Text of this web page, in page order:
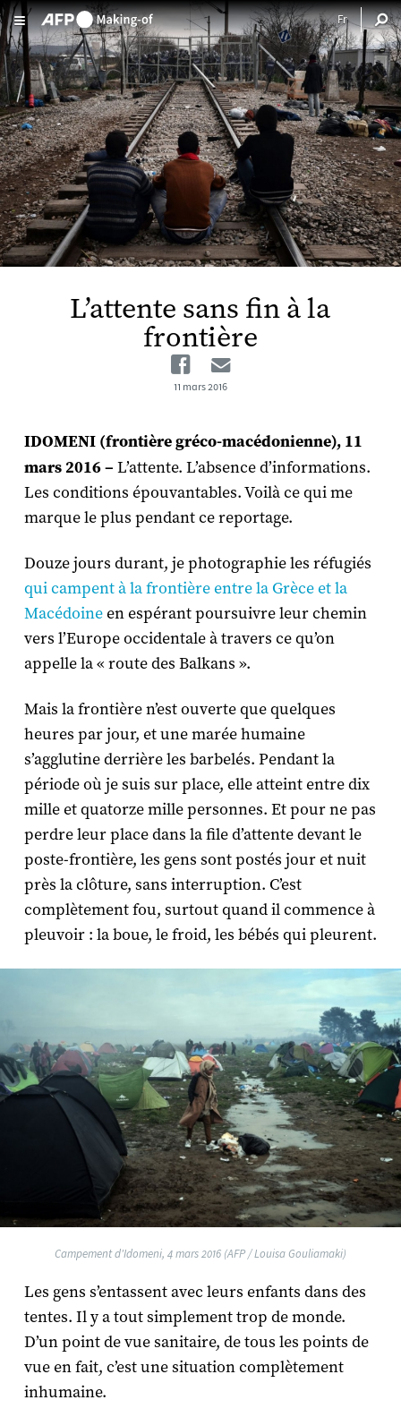
Aller au contenu principal
L’attente sans fin à la
frontière
Facebook
11 mars 2016
IDOMENI (frontière gréco-macédonienne), 11
mars 2016 – L’attente. L’absence d’informations.
Les conditions épouvantables. Voilà ce qui me
marque le plus pendant ce reportage.
Douze jours durant, je photographie les réfugiés
qui campent à la frontière entre la Grèce et la
Macédoineen espérant poursuivre leur chemin
vers l’Europe occidentale à travers ce qu’on
appelle la « route des Balkans ».
Mais la frontière n’est ouverte que quelques
heures par jour, et une marée humaine
s’agglutine derrière les barbelés. Pendant la
période où je suis sur place, elle atteint entre dix
mille et quatorze mille personnes. Et pour ne pas
perdre leur place dans la file d’attente devant le
poste-frontière, les gens sont postés jour et nuit
près la clôture, sans interruption. C’est
complètement fou, surtout quand il commence à
pleuvoir : la boue, le froid, les bébés qui pleurent.
Campement d'Idomeni, 4 mars 2016 (AFP / Louisa Gouliamaki)
Les gens s’entassent avec leurs enfants dans des
tentes. Il y a tout simplement trop de monde.
D’un point de vue sanitaire, de tous les points de
vue en fait, c’est une situation complètement
inhumaine.